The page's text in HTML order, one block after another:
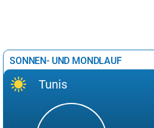
SONNEN- UND MONDLAUF
Tunis